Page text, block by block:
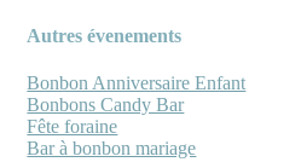
Autres évenements
Bonbon Anniversaire Enfant
Bonbons Candy Bar
Fête foraine
Bar à bonbon mariage